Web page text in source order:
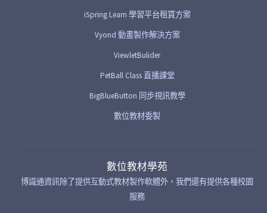
iSpring Learn 學習平台租賃方案
Vyond 動畫製作解決方案
ViewletBulider
PetBall Class 直播課堂
BigBlueButton 同步視訊教學
數位教材委製
數位教材學苑
博識通資訊除了提供互動式教材製作軟體外，我們還有提供各種校園
服務